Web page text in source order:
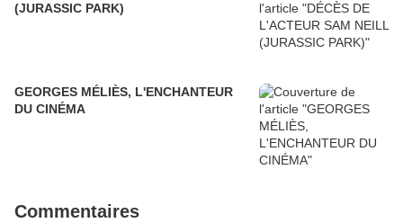
(JURASSIC PARK)
GEORGES MÉLIÈS, L'ENCHANTEUR
DU CINÉMA
Commentaires